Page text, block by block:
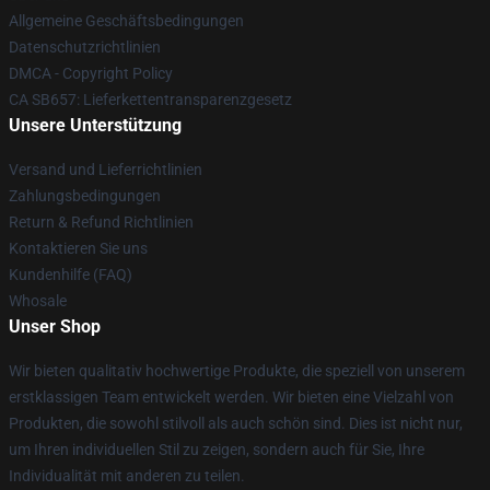
Allgemeine Geschäftsbedingungen
Datenschutzrichtlinien
DMCA - Copyright Policy
CA SB657: Lieferkettentransparenzgesetz
Unsere Unterstützung
Versand und Lieferrichtlinien
Zahlungsbedingungen
Return & Refund Richtlinien
Kontaktieren Sie uns
Kundenhilfe (FAQ)
Whosale
Unser Shop
Wir bieten qualitativ hochwertige Produkte, die speziell von unserem
erstklassigen Team entwickelt werden. Wir bieten eine Vielzahl von
Produkten, die sowohl stilvoll als auch schön sind. Dies ist nicht nur,
um Ihren individuellen Stil zu zeigen, sondern auch für Sie, Ihre
Individualität mit anderen zu teilen.